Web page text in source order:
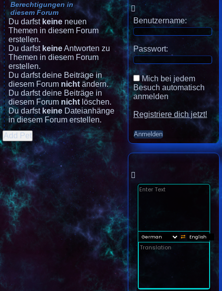
Berechtigungen in
diesem Forum
Du darfst keine neuen
Themen in diesem Forum
erstellen.
Du darfst keineAntworten zu
Themen in diesem Forum
erstellen.
Du darfst deine Beiträge in
diesem Forum nicht ändern.
Du darfst deine Beiträge in
diesem Forum nicht löschen.
Du darfstkeineDateianhänge
in diesem Forum erstellen.
Add Pet
Benutzername:
Passwort:
Mich bei jedem
Besuch automatisch
anmelden
Registriere dich jetzt!